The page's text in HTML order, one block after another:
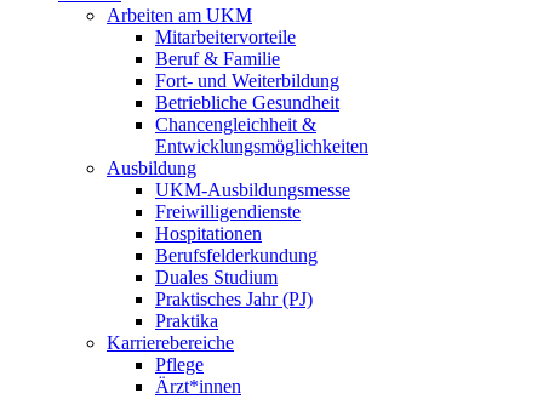
Arbeiten am UKM
Mitarbeitervorteile
Beruf & Familie
Fort- und Weiterbildung
Betriebliche Gesundheit
Chancengleichheit &
Entwicklungsmöglichkeiten
Ausbildung
UKM-Ausbildungsmesse
Freiwilligendienste
Hospitationen
Berufsfelderkundung
Duales Studium
Praktisches Jahr (PJ)
Praktika
Karrierebereiche
Pflege
Ärzt*innen